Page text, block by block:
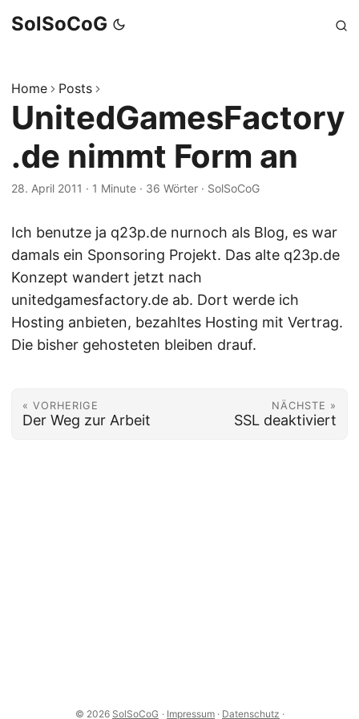
SolSoCoG
Home Posts
UnitedGamesFactory
.de nimmt Form an
28. April 2011 · 1 Minute · 36 Wörter · SolSoCoG
Ich benutze ja q23p.de nurnoch als Blog, es war
damals ein Sponsoring Projekt. Das alte q23p.de
Konzept wandert jetzt nach
unitedgamesfactory.de ab. Dort werde ich
Hosting anbieten, bezahltes Hosting mit Vertrag.
Die bisher gehosteten bleiben drauf.
« VORHERIGE
Der Weg zur Arbeit
NÄCHSTE »
SSL deaktiviert
© 2026 SolSoCoG · Impressum · Datenschutz ·